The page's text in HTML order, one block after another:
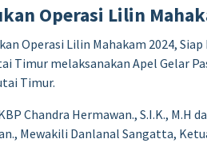
Operasi Lilin
Operasi Lilin Mahakam 2024,
Timur melaksanakan Apel Gelar
Timur.
Chandra Hermawan., S.I.K., M.H
Mewakili Danlanal Sangatta,